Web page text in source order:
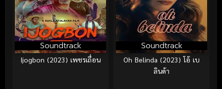
Soundtrack
Ijogbon (2023) เพชรเถื่อน
Soundtrack
Oh Belinda (2023) โอ้ เบ
ลินด้า